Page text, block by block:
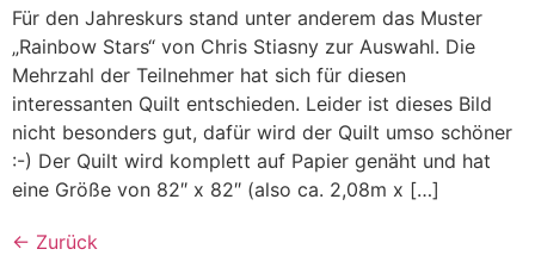
Für den Jahreskurs stand unter anderem das Muster
„Rainbow Stars“ von Chris Stiasny zur Auswahl. Die
Mehrzahl der Teilnehmer hat sich für diesen
interessanten Quilt entschieden. Leider ist dieses Bild
nicht besonders gut, dafür wird der Quilt umso schöner
:-) Der Quilt wird komplett auf Papier genäht und hat
eine Größe von 82″ x 82″ (also ca. 2,08m x […]
← Zurück